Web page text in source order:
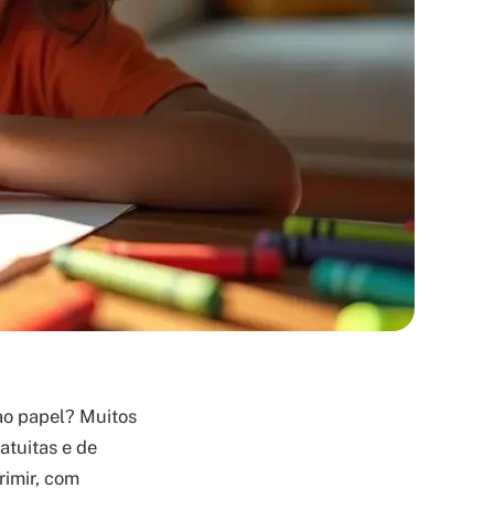
papel? Muitos
e de
com